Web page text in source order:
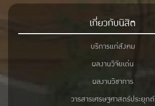
เกี่ยวกับนิสิต
บริการแก่สังคม
ผลงานวิจัยเด่น
ผลงานวิชาการ
วารสารเศรษฐศาสตร์ประยุกต์